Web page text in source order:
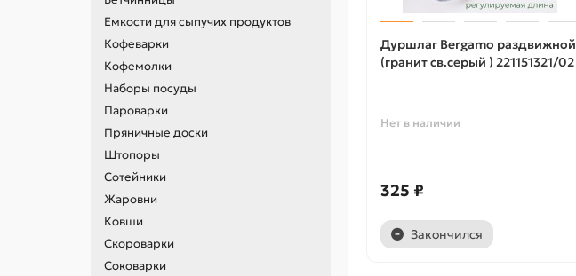
Емкости для сыпучих продуктов
Кофеварки
Кофемолки
Наборы посуды
Пароварки
Пряничные доски
Штопоры
Сотейники
Жаровни
Ковши
Скороварки
Соковарки
Дуршлаг Bergamo раздвижной
(гранит св.серый ) 221151321/02
Нет в наличии
325 ₽
Закончился